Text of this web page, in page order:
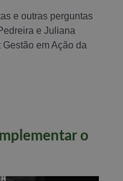
e outras perguntas
e Juliana
em Ação da
o